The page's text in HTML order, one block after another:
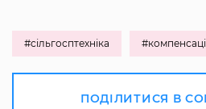
#сільгосптехніка
ПОДІЛИТИСЯ В